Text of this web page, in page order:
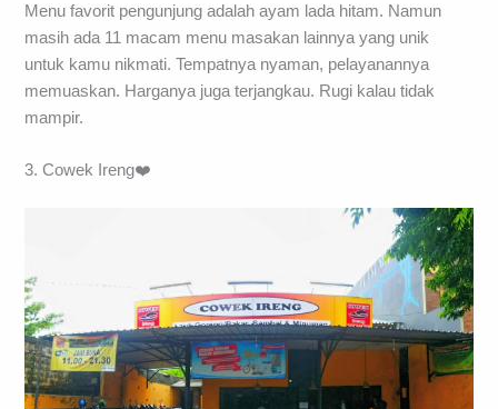
Menu favorit pengunjung adalah ayam lada hitam. Namun
masih ada 11 macam menu masakan lainnya yang unik
untuk kamu nikmati. Tempatnya nyaman, pelayanannya
memuaskan. Harganya juga terjangkau. Rugi kalau tidak
mampir.
3. Cowek Ireng❤️